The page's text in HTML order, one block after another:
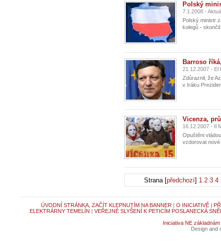
Polský
7.1.2008 -
Polský ministr
kolegů -
Barroso
21.12.2007 - El
Zdůraznil, že
v Iráku
Vicenza,
16.12.2007 - Il
Opuštěni
vzdorovat
Strana [předchozí] 1 2 3 4
ÚVODNÍ STRÁNKA, ZAČÍT KLEPNUTÍM NA BANNER | O INICIATIVĚ|
ELEKTRÁRNY TEMELÍN | VEŘEJNÉ SLYŠENÍ K PETICÍM POSLANECKÁ
Iniciativa NE základnám
Design and